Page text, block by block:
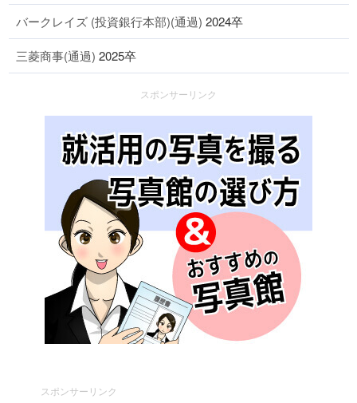
バークレイズ (投資銀行本部)(通過) 2024卒
三菱商事(通過) 2025卒
スポンサーリンク
スポンサーリンク